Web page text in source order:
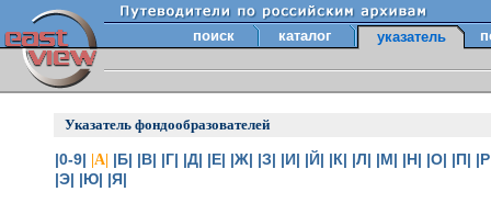
поиск каталог указатель
Указатель фондообразователей
|0-9| |А| |Б| |В| |Г| |Д| |Е| |Ж| |З| |И| |Й| |К| |Л| |М| |Н| |О| |П|
|Э| |Ю| |Я|